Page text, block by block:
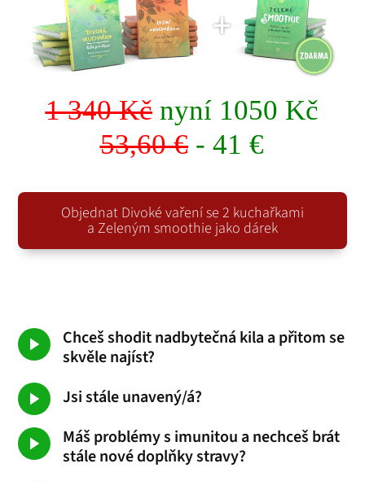
1 340 Kč nyní 1050 Kč
53,60 € - 41 €
Objednat Divoké vaření se 2 kuchařkami
a Zeleným smoothie jako dárek
Chceš shodit nadbytečná kila a přitom se
skvěle najíst?
Jsi stále unavený/á?
Máš problémy s imunitou a nechceš brát
stále nové doplňky stravy?